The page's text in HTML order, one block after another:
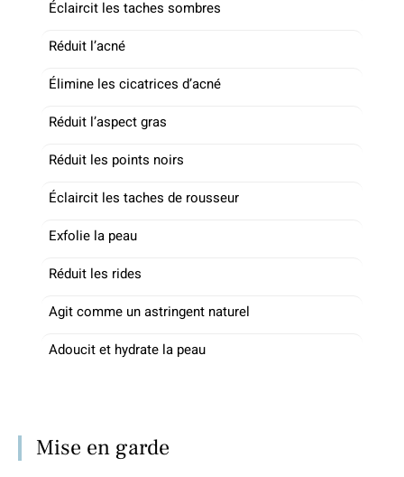
Éclaircit les taches sombres
Réduit l’acné
Élimine les cicatrices d’acné
Réduit l’aspect gras
Réduit les points noirs
Éclaircit les taches de rousseur
Exfolie la peau
Réduit les rides
Agit comme un astringent naturel
Adoucit et hydrate la peau
Mise en garde